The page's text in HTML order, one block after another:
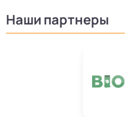
Наши партнеры